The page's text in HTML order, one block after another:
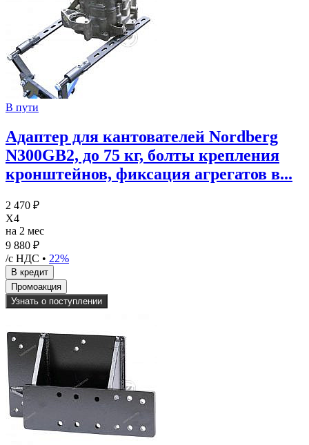
В пути
Адаптер для кантователей Nordberg
N300GB2, до 75 кг, болты крепления
кронштейнов, фиксация агрегатов в...
2 470 ₽
X4
на 2 мес
9 880 ₽
/с НДС • 22%
Узнать о поступлении